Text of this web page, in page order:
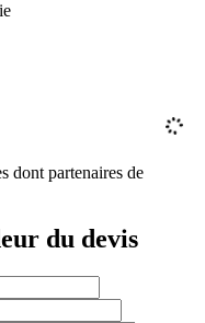
dont partenaires de
du devis